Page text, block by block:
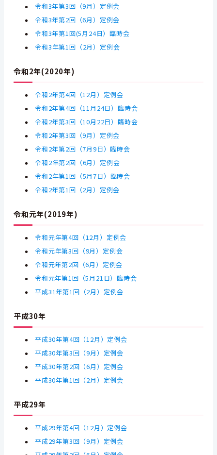
令和3年第3回（9月）定例会
令和3年第2回（6月）定例会
令和3年第1回(5月24日）臨時会
令和3年第1回（2月）定例会
令和2年(2020年)
令和2年第4回（12月）定例会
令和2年第4回（11月24日）臨時会
令和2年第3回（10月22日）臨時会
令和2年第3回（9月）定例会
令和2年第2回（7月9日）臨時会
令和2年第2回（6月）定例会
令和2年第1回（5月7日）臨時会
令和2年第1回（2月）定例会
令和元年(2019年)
令和元年第4回（12月）定例会
令和元年第3回（9月）定例会
令和元年第2回（6月）定例会
令和元年第1回（5月21日）臨時会
平成31年第1回（2月）定例会
平成30年
平成30年第4回（12月）定例会
平成30年第3回（9月）定例会
平成30年第2回（6月）定例会
平成30年第1回（2月）定例会
平成29年
平成29年第4回（12月）定例会
平成29年第3回（9月）定例会